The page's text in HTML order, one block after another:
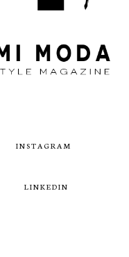
INSTAGRAM
LINKEDIN